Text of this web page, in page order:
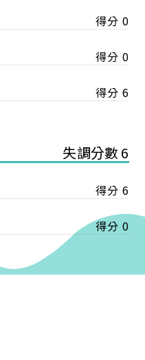
得分 0
得分 0
得分 6
失調分數 6
得分 6
得分 0
費，繳費資訊如下
入會時繳納；常年會
康培訓暨發展協會
路分行